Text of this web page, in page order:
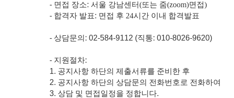
- 면접 장소: 서울 강남센터(또는 줌(zoom)면접)
- 합격자 발표: 면접 후 24시간 이내 합격발표
- 상담문의 : 02-584-9112 (직통: 010-8026-9620)
- 지원절차:
1. 공지사항 하단의 제출서류를 준비한 후
2. 공지사항 하단의 상담문의 전화번호로 전화하여
3. 상담 및 면접일정을 정합니다.